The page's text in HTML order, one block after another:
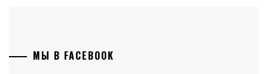
МЫ В FACEBOOK